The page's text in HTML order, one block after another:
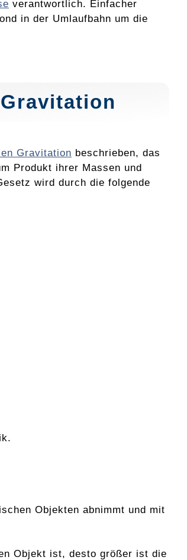
verantwortlich. Einfacher
in der Umlaufbahn um die
Gravitation beschrieben, das
Produkt ihrer Massen und
wird durch die folgende
Objekten abnimmt und mit
Objekt ist, desto größer ist die